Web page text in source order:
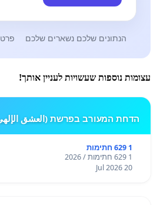
הנתונים שלכם נשארים שלכם
עצומות נוספות שעשויות לעניין אותך!
הדחת המעורב בפרשת (العشق الإلهي) ביישוב כסרא-סמיע
1 629 חתימות
1 629 חתימות / 2026
20 Jul 2026